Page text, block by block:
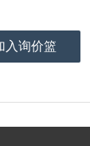
入询价篮